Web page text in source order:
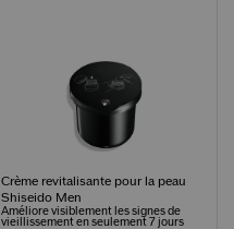
Crème revitalisante pour la peau
Shiseido Men
Améliore visiblement les signes de
vieillissement en seulement 7 jours